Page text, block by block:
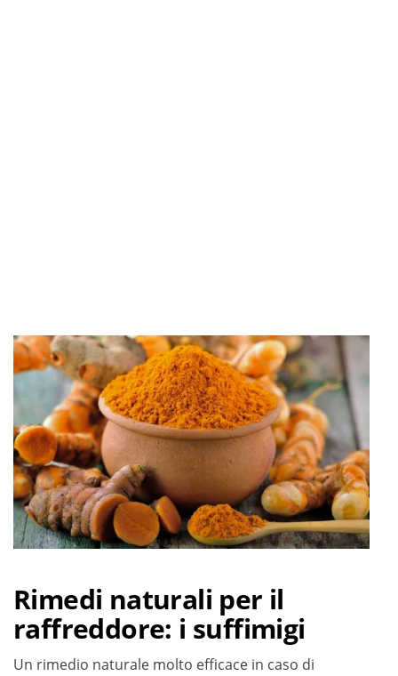
Rimedi naturali per il
raffreddore: i suffimigi
Un rimedio naturale molto efficace in caso di